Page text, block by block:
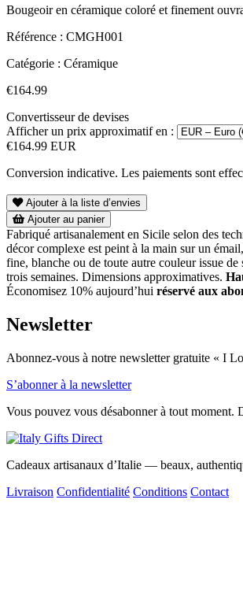
Bougeoir en céramique coloré et finement
Référence : CMGH001
Catégorie : Céramique
€164.99
Convertisseur de devises
Afficher un prix approximatif en :
€164.99 EUR
Conversion indicative. Les paiements sont
Ajouter à la liste d’envies
Ajouter au panier
Fabriqué artisanalement en Sicile selon des
décor complexe est peint à la main sur un
fine, blanche ou de toute autre couleur issue
trois semaines. Dimensions approximatives.
Économisez 10% aujourd’hui réservé aux
Newsletter
Abonnez-vous à notre newsletter gratuite « I
S’abonner à la newsletter
Vous pouvez vous désabonner à tout moment.
Cadeaux artisanaux d’Italie — beaux,
Livraison Confidentialité Conditions Contact